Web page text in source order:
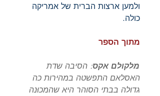
ולמען ארצות הברית של אמריקה
כולה.
מתוך הספר
מלקולם אקס: הסיבה שדת
האסלאם התפשטה במהירות כה
גדולה בבתי הסוהר היא שהמכוּנה